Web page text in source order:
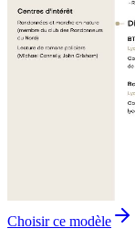
Choisir ce modèle